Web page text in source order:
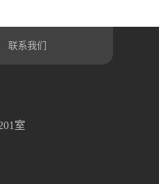
联系我们
室